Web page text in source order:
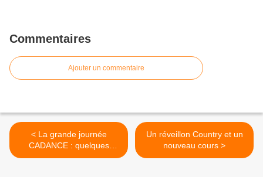
Commentaires
Ajouter un commentaire
< La grande journée
CADANCE : quelques
réactions
Un réveillon Country et un
nouveau cours >